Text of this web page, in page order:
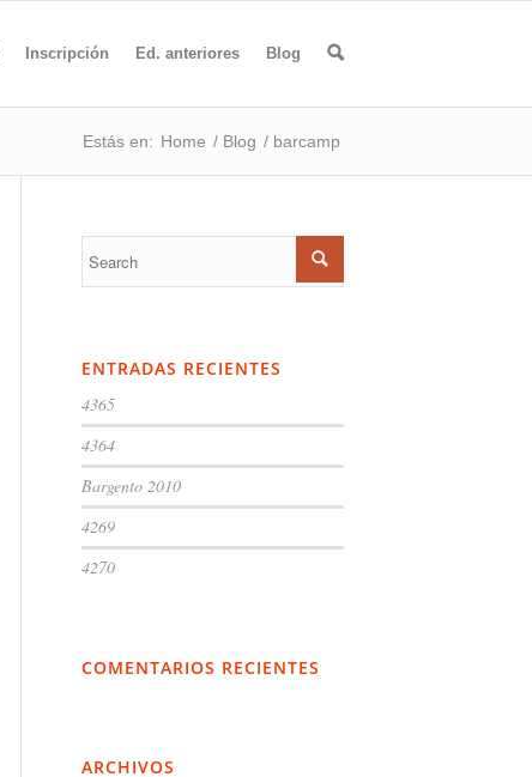
Inscripción Ed. anteriores Blog 🔍
Estás en: Home / Blog / barcamp
ENTRADAS RECIENTES
4365
4364
Bargento 2010
4269
4270
COMENTARIOS RECIENTES
ARCHIVOS